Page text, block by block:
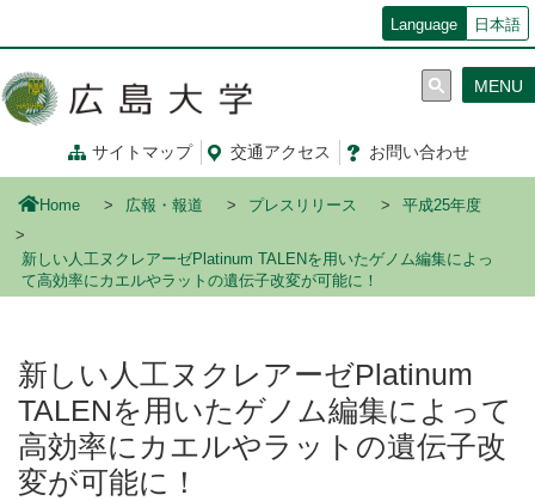
コ
ン
移
Language 日本語
サイトマップ 交通アクセス お問い合わせ
MENU
Home 広報・報道 プレスリリース 平成25年度
新しい人工ヌクレアーゼPlatinum TALENを用いたゲノム編集によっ
て高効率にカエルやラットの遺伝子改変が可能に！
新しい人工ヌクレアーゼPlatinum
TALENを用いたゲノム編集によって
高効率にカエルやラットの遺伝子改
変が可能に！